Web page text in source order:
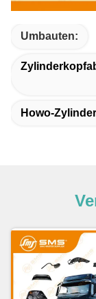
Umbauten:
Howo-